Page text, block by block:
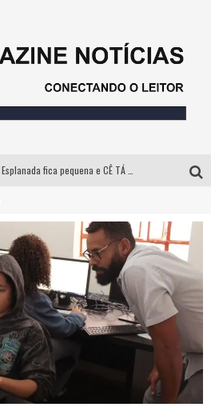
Com ingressos esgotados desde junho, Churrasquinho Menos é Mais agita BH na próxima semana
Hot Wheels Monster Trucks Live™ confirma Belo Horizonte na turnê América do Sul 2027